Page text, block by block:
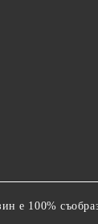
е 100%